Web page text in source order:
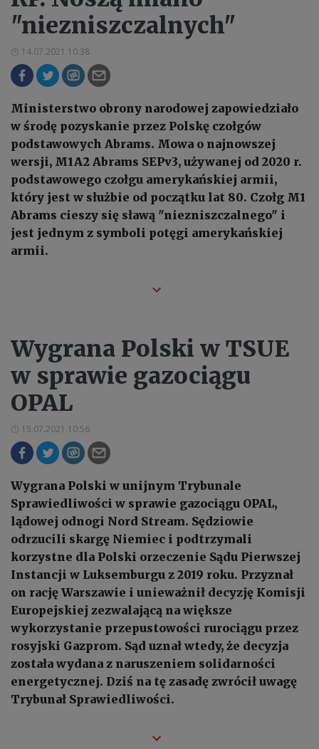
"niezniszczalnych"
14.07.2021 10:38
Ministerstwo obrony narodowej zapowiedziało
w środę pozyskanie przez Polskę czołgów
podstawowych Abrams. Mowa o najnowszej
wersji, M1A2 Abrams SEPv3, używanej od 2020 r.
podstawowego czołgu amerykańskiej armii,
który jest w służbie od początku lat 80. Czołg M1
Abrams cieszy się sławą "niezniszczalnego" i
jest jednym z symboli potęgi amerykańskiej
armii.
Wygrana Polski w TSUE
w sprawie gazociągu
OPAL
15.07.2021 10:56
Wygrana Polski w unijnym Trybunale
Sprawiedliwości w sprawie gazociągu OPAL,
lądowej odnogi Nord Stream. Sędziowie
odrzucili skargę Niemiec i podtrzymali
korzystne dla Polski orzeczenie Sądu Pierwszej
Instancji w Luksemburgu z 2019 roku. Przyznał
on rację Warszawie i unieważnił decyzję Komisji
Europejskiej zezwalającą na większe
wykorzystanie przepustowości rurociągu przez
rosyjski Gazprom. Sąd uznał wtedy, że decyzja
została wydana z naruszeniem solidarności
energetycznej. Dziś na tę zasadę zwrócił uwagę
Trybunał Sprawiedliwości.